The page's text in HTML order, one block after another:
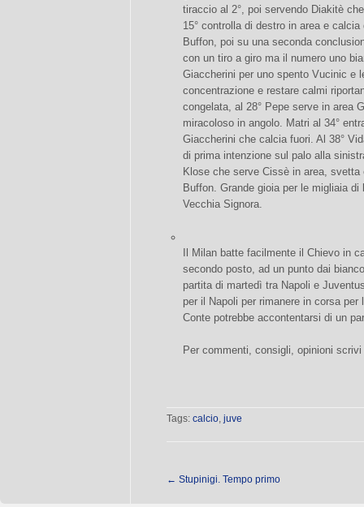
tiraccio al 2°, poi servendo Diakitè
15° controlla di destro in area e
Buffon, poi su una seconda
con un tiro a giro ma il numero uno
Giaccherini per uno spento Vucinic e
concentrazione e restare calmi
congelata, al 28° Pepe serve in area
miracoloso in angolo. Matri al 34°
Giaccherini che calcia fuori. Al 38°
di prima intenzione sul palo alla
Klose che serve Cissè in area,
Buffon. Grande gioia per le migliaia
Vecchia Signora.
Il Milan batte facilmente il Chievo in
secondo posto, ad un punto dai
partita di martedì tra Napoli e
per il Napoli per rimanere in corsa
Conte potrebbe accontentarsi di un
Per commenti, consigli, opinioni
Tags: calcio, juve
← Stupinigi. Tempo primo